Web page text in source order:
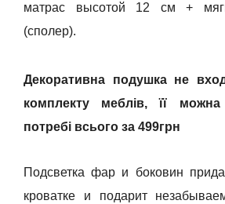
матрас высотой 12 см +
(сполер).
Декоративна подушка не
комплекту меблів, її
потребі всього за 499грн
Подсветка фар и боковин
кроватке и подарит